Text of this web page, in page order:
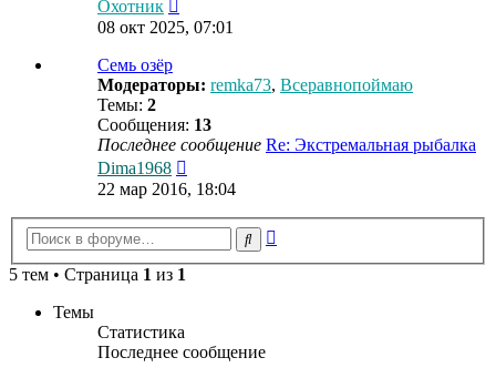
Охотник
к
последнему
08 окт 2025, 07:01
Семь озёр
Модераторы: remka73, Всеравнопоймаю
Темы: 2
Сообщения: 13
Последнее сообщение Re: Экстремальная рыбалка
Dima1968
последнему
сообщению
22 мар 2016, 18:04
Поиск
5 тем • Страница 1 из 1
Темы
Статистика
Последнее сообщение